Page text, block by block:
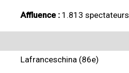
Affluence : 1.813 spectateurs
Lafranceschina (86e)